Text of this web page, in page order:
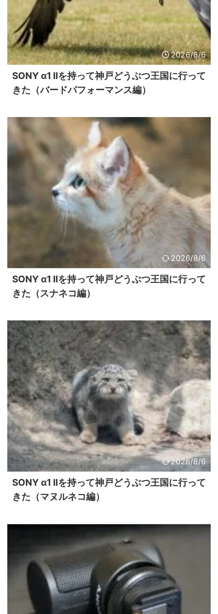
2026/8/6
SONY α1 IIを持って神戸どうぶつ王国に行って
きた（バードパフォーマンス編）
2026/8/6
SONY α1 IIを持って神戸どうぶつ王国に行って
きた（スナネコ編）
2026/8/6
SONY α1 IIを持って神戸どうぶつ王国に行って
きた（マヌルネコ編）